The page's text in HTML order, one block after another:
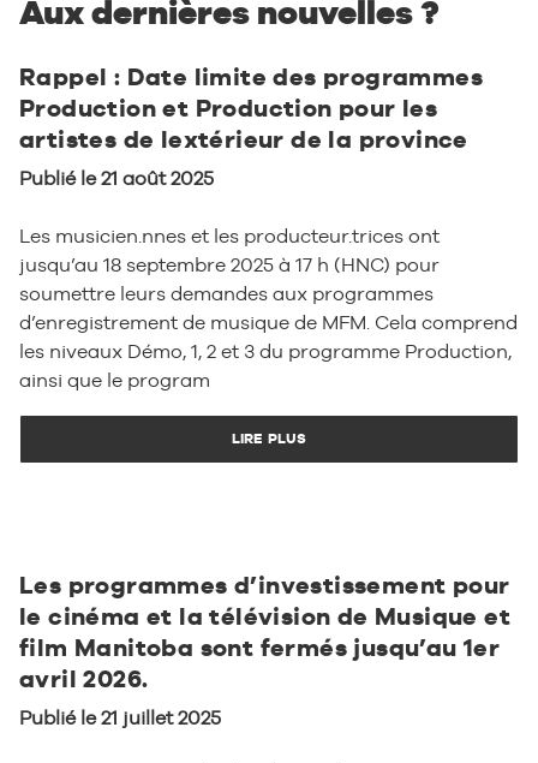
Aux dernières nouvelles ?
Rappel : Date limite des programmes
Production et Production pour les
artistes de lextérieur de la province
Publié le 21 août 2025
Les musicien.nnes et les producteur.trices ont
jusqu’au 18 septembre 2025 à 17 h (HNC) pour
soumettre leurs demandes aux programmes
d’enregistrement de musique de MFM. Cela comprend
les niveaux Démo, 1, 2 et 3 du programme Production,
ainsi que le program
LIRE PLUS
Les programmes d’investissement pour
le cinéma et la télévision de Musique et
film Manitoba sont fermés jusqu’au 1er
avril 2026.
Publié le 21 juillet 2025